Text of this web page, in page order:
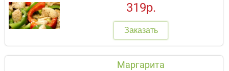
319р.
Заказать
Маргарита